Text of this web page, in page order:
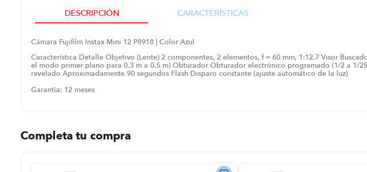
DESCRIPCIÓN CARACTERÍSTICAS
Cámara Fujifilm Instax Mini 12 P8918 | Color Azul
Característica Detalle Objetivo (Lente) 2 componentes, 2 elementos, f = 60 mm, 1:12.7 Visor
el modo primer plano para 0.3 m a 0.5 m) Obturador Obturador electrónico programado (1/2 a 1/
revelado Aproximadamente 90 segundos Flash Disparo constante (ajuste automático de la luz)
Garantía: 12 meses
Completa tu compra